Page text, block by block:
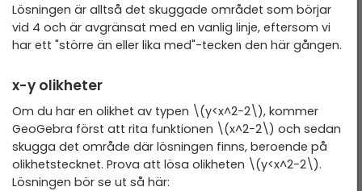
Lösningen är alltså det skuggade området som börjar
vid 4 och är avgränsat med en vanlig linje, eftersom vi
har ett "större än eller lika med"-tecken den här gången.
x-y olikheter
Om du har en olikhet av typen \(y<x^2−2\), kommer
GeoGebra först att rita funktionen \(x^2−2\) och sedan
skugga det område där lösningen finns, beroende på
olikhetstecknet. Prova att lösa olikheten \(y<x^2−2\).
Lösningen bör se ut så här: